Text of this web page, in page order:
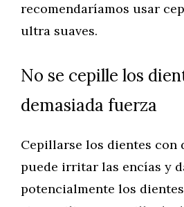
recomendaríamos usar
ultra suaves.
No se cepille los
demasiada fuerza
Cepillarse los dientes con
puede irritar las encías y
potencialmente los